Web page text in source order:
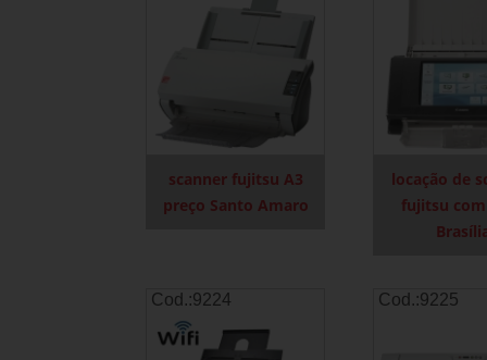
scanner fujitsu A3
preço Santo Amaro
locação de
fujitsu
Cod.:9224 Cod.:9225